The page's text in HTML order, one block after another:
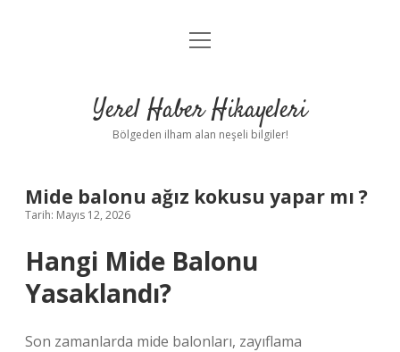
Anasayfa
Yasal Uyarı
menüyü
Yerel Haber Hikayeleri
Bölgeden ilham alan neşeli bilgiler!
Mide balonu ağız kokusu yapar mı ?
Tarih: Mayıs 12, 2026
Hangi Mide Balonu
Yasaklandı?
Son zamanlarda mide balonları, zayıflama